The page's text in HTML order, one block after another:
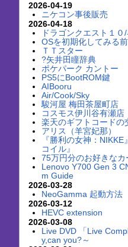
2026-04-19
ニケコン事後販売
2026-04-18
ドラゴンクエスト１０
OSを初期化してみる
ＴＴスター
?矢井田瞳辞典
ポケパーク カントー
PS5にBootROM鍵
AIBooru
Air/Cook/Sky
駿河屋 梅田茶屋町店
コスモス伊川谷有瀬店
楽天のギフトコードの
アリス（羊宮妃那）
『勝利の女神：
コイル』
75万円分のお好きなカ
Lenovo Y700 Gen 3
m Guide
2026-03-28
NeoGamma 起動方法
2026-03-12
HEVC extension
2026-03-08
Live DVD 「Live
y,can you?～